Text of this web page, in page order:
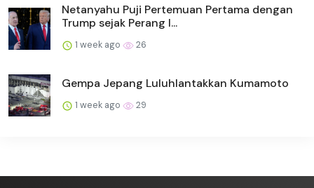
Netanyahu Puji Pertemuan Pertama dengan
Trump sejak Perang I...
1 week ago 26
Gempa Jepang Luluhlantakkan Kumamoto
1 week ago 29